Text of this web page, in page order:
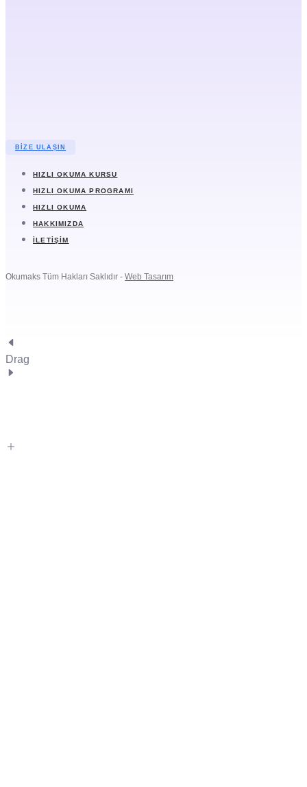
BIZE ULAŞIN
HIZLI OKUMA KURSU
HIZLI OKUMA PROGRAMI
HIZLI OKUMA
HAKKIMIZDA
İLETIŞIM
Okumaks Tüm Hakları Saklıdır - Web Tasarım
Drag